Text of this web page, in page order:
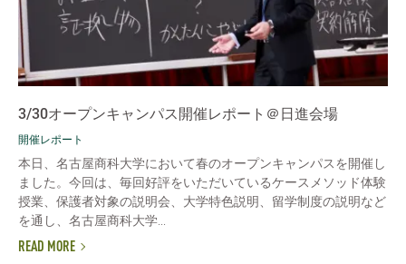
3/30オープンキャンパス開催レポート＠日進会場
開催レポート
本日、名古屋商科大学において春のオープンキャンパスを開催し
ました。今回は、毎回好評をいただいているケースメソッド体験
授業、保護者対象の説明会、大学特色説明、留学制度の説明など
を通し、名古屋商科大学...
READ MORE